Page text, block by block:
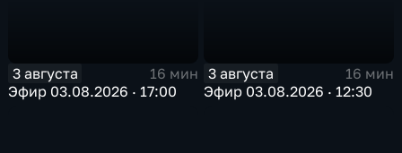
3 августа
16 мин
Эфир 03.08.2026 · 17:00
3 августа
16 мин
Эфир 03.08.2026 · 12:30